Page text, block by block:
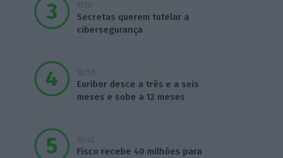
11:07
Secretas querem tutelar a
cibersegurança
10:58
Euribor desce a três e a seis
meses e sobe a 12 meses
10:42
Fisco recebe 40 milhões para